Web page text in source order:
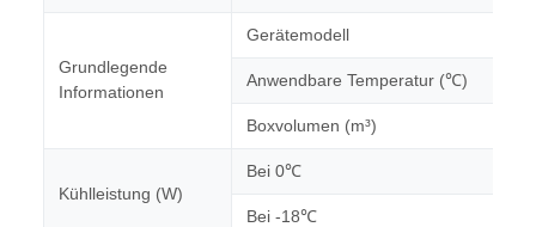
Grundlegende
Informationen
Gerätemodell
Anwendbare Temperatur (℃)
Boxvolumen (m³)
Kühlleistung (W)
Bei 0℃
Bei -18℃